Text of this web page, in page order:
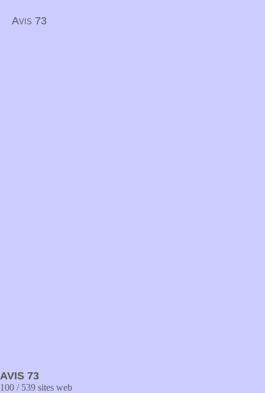
Avis 73
AVIS 73
100 / 539 sites web